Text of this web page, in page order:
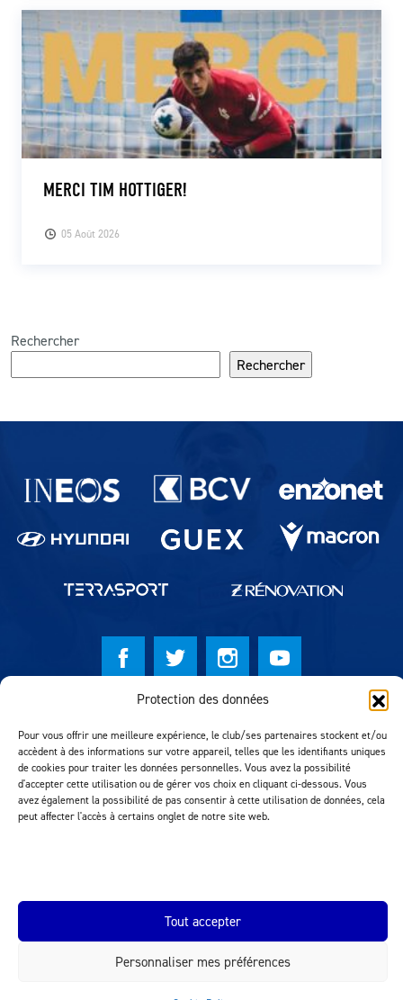
Protection des données
Pour vous offrir une meilleure expérience, le club/ses partenaires stockent et/ou
accèdent à des informations sur votre appareil, telles que les identifiants uniques
de cookies pour traiter les données personnelles. Vous avez la possibilité
d'accepter cette utilisation ou de gérer vos choix en cliquant ci-dessous. Vous
avez également la possibilité de pas consentir à cette utilisation de données, cela
peut affecter l'accès à certains onglet de notre site web.
Tout accepter
Personnaliser mes préférences
05 Août 2026
MERCI TIM HOTTIGER!
Rechercher
Rechercher
Partenaires du lausanne-Sport
Réalisation MTM Agency